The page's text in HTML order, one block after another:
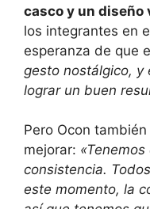
casco y un diseño
los integrantes en
esperanza de que
gesto nostálgico, y
lograr un buen
Pero Ocon
mejorar:
consistencia.
este momento, la